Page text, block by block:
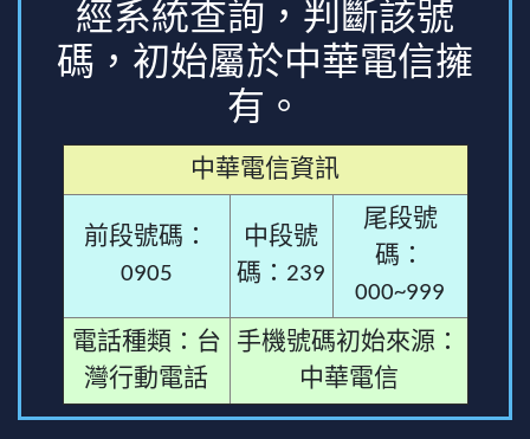
經系統查詢，判斷該號
碼，初始屬於中華電信擁
有。
中華電信資訊
前段號碼：
0905
中段號
碼：239
尾段號
碼：
000~999
電話種類：台
灣行動電話
手機號碼初始來源：
中華電信